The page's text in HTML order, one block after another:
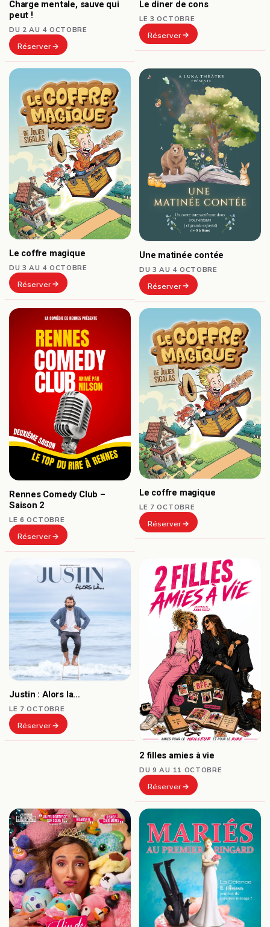
Charge mentale, sauve qui
peut !
DU 2 AU 4 OCTOBRE
Réserver
Le diner de cons
LE 3 OCTOBRE
Réserver
Le coffre magique
DU 3 AU 4 OCTOBRE
Réserver
Une matinée contée
DU 3 AU 4 OCTOBRE
Réserver
Rennes Comedy Club –
Saison 2
LE 6 OCTOBRE
Réserver
Le coffre magique
LE 7 OCTOBRE
Réserver
Justin : Alors la…
LE 7 OCTOBRE
Réserver
2 filles amies à vie
DU 9 AU 11 OCTOBRE
Réserver